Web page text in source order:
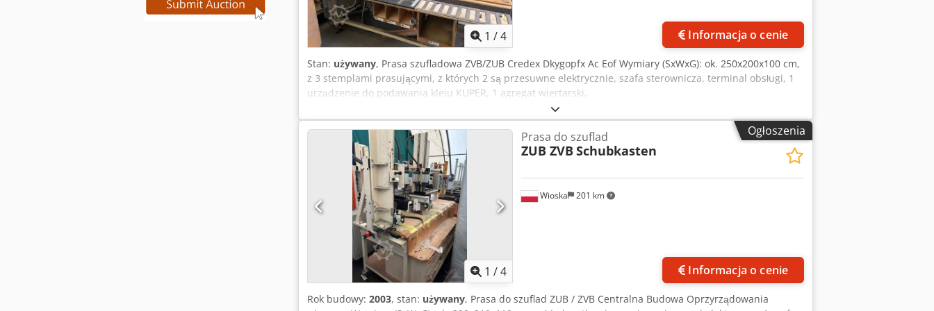
1020mm (40 cali), chociaż większe rozmiary są dostępne na życzenie
1 /4 Informacja o cenie
Stan: używany, Prasa szufladowa ZVB/ZUB Credex Dkygopfx Ac Eof Wymiary (SxWxG): ok. 250x200x100 cm,
z 3 stemplami prasującymi, z których 2 są przesuwne elektrycznie, szafa sterownicza, terminal obsługi, 1
urządzenie do podawania kleju KUPER, 1 agregat wiertarski,
Ogłoszenia
1 /4
Wioska 201 km
Prasa do szuflad
ZUB ZVB Schubkasten
Informacja o cenie
Rok budowy: 2003, stan: używany, Prasa do szuflad ZUB / ZVB Centralna Budowa Oprzyrządowania